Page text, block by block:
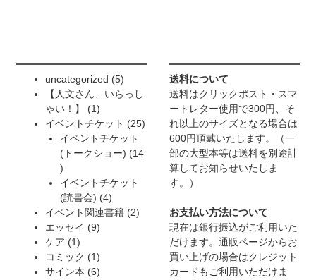
uncategorized 55
個
商
品
【人文さん、いらっし
ゃい！】
11
個
の
商
イベントチケット 2525
の
イベントチケット
(トークショー)
14
14
個
の
商
品
イベントチケット
(読書会)
44
個
イベント関連書籍 22
エッセイ 99
の
商
ケア 11
個
の
コミック 11
個
サイン本 66
送料について
送料はクリックポスト・スマ
ートレター使用で300円、そ
れ以上のサイズとなる場合は
600円頂戴いたします。（一
部の大型本等は送料を別途計
算してお知らせいたしま
す。）
お支払い方法について
現在は銀行振込がご利用いた
だけます。通販ページからお
買い上げの場合はクレジット
カードもご利用いただけま